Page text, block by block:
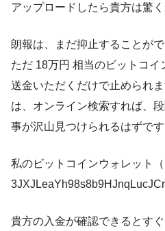
アップロードしたら貴方は驚
朗報は、まだ抑止することがで
ただ 18万円 相当のビットコ
送金いただくだけで止められ
は、オンライン検索すれば、
事が沢山見つけられるはずです
私のビットコインウォレット
貴方の入金が確認できるとす